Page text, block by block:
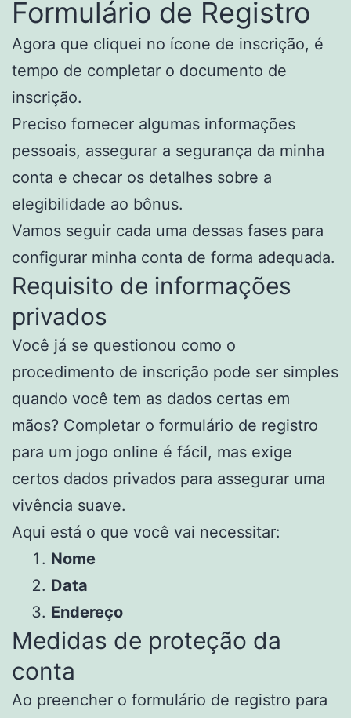
Formulário de Registro
Agora que cliquei no ícone de inscrição, é
tempo de completar o documento de
inscrição.
Preciso fornecer algumas informações
pessoais, assegurar a segurança da minha
conta e checar os detalhes sobre a
elegibilidade ao bônus.
Vamos seguir cada uma dessas fases para
configurar minha conta de forma adequada.
Requisito de informações
privados
Você já se questionou como o
procedimento de inscrição pode ser simples
quando você tem as dados certas em
mãos? Completar o formulário de registro
para um jogo online é fácil, mas exige
certos dados privados para assegurar uma
vivência suave.
Aqui está o que você vai necessitar:
Nome
Data
Endereço
Medidas de proteção da
conta
Ao preencher o formulário de registro para